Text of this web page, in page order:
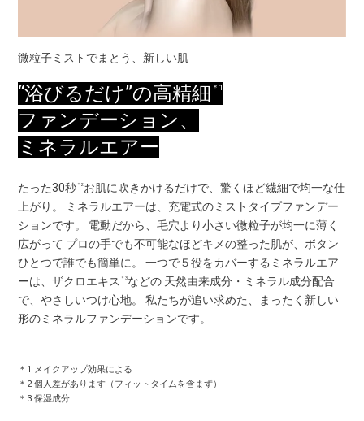
微粒子ミストでまとう、新しい肌
“浴びるだけ”の高精細 ＊1
ファンデーション、
ミネラルエアー
たった30秒 ＊2お肌に吹きかけるだけで、驚くほど繊細で均一な仕
上がり。 ミネラルエアーは、充電式のミストタイプファンデー
ションです。 電動だから、毛穴より小さい微粒子が均一に薄く
広がって プロの手でも不可能なほどキメの整った肌が、ボタン
ひとつで誰でも簡単に。 一つで５役をカバーするミネラルエア
ーは、ザクロエキス
＊3などの 天然由来成分・ミネラル成分配合
で、やさしいつけ心地。 私たちが追い求めた、まったく新しい
形のミネラルファンデーションです。
＊1 メイクアップ効果による
＊2 個人差があります（フィットタイムを含まず）
＊3 保湿成分